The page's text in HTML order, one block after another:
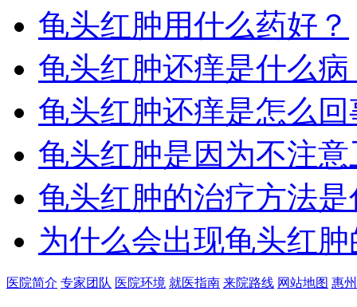
龟头红肿用什么药好？
龟头红肿还痒是什么病
龟头红肿还痒是怎么回
龟头红肿是因为不注
龟头红肿的治疗方法
为什么会出现龟头红
医院简介 专家团队 医院环境 就医指南 来院路线 网站地图 惠